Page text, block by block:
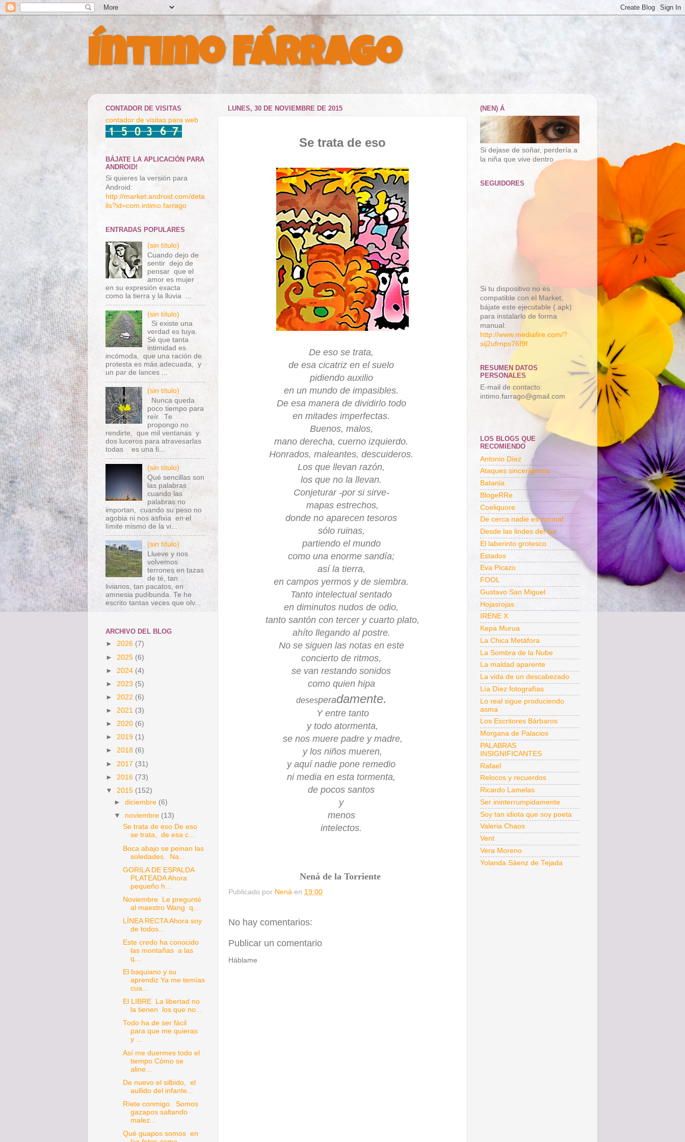
Íntimo Fárrago
LUNES, 30 DE NOVIEMBRE DE 2015
Se trata de eso
De eso se trata,
de esa cicatriz en el suelo
pidiendo auxilio
en un mundo de impasibles.
De esa manera de dividirlo todo
en mitades imperfectas.
Buenos, malos,
mano derecha, cuerno izquierdo.
Honrados, maleantes, descuideros.
Los que llevan razón,
los que no la llevan.
Conjeturar -por si sirve-
mapas estrechos,
donde no aparecen tesoros
sólo ruinas,
partiendo el mundo
como una enorme sandía;
así la tierra,
en campos yermos y de siembra.
Tanto intelectual sentado
en diminutos nudos de odio,
tanto santón con tercer y cuarto plato,
ahítollegando al postre.
No se siguen las notas en este
concierto de ritmos,
se van restando sonidos
como quien hipa
desesperadamente.
Y entre tanto
y todo atormenta,
se nos muere padre y madre,
y los niños mueren,
y aquí nadie pone remedio
ni media en esta tormenta,
de pocos santos
y
menos
intelectos.
Nená de la Torriente
Publicado por Nená en 19:00
No hay comentarios:
Publicar un comentario
Háblame
CONTADOR DE VISITAS
contador de visitas para web
BÁJATE LA APLICACIÓN PARA
ANDROID!
Si quieres la versión para
Android:
http://market.android.com/deta
ils?id=com.intimo.farrago
ENTRADAS POPULARES
(sin título)
Cuando dejo de
sentir dejo de
pensar que el
amor es mujer
en su expresión exacta
como la tierra y la lluvia ...
(sin título)
Si existe una
verdad es tuya.
Sé que tanta
intimidad es
incómoda, que una ración de
protesta es más adecuada, y
un par de lances ...
(sin título)
Nunca queda
poco tiempo para
reír. Te
propongo no
rendirte, que mil ventanas y
dos luceros para atravesarlas
todas es una fi...
(sin título)
Qué sencillas son
las palabras
cuando las
palabras no
importan, cuando su peso no
agobia ni nos asfixia en el
límite mismo de la vi...
(sin título)
Llueve y nos
volvemos
terrones en tazas
de té, tan
livianos, tan pacatos, en
amnesia pudibunda. Te he
escrito tantas veces que olv...
ARCHIVO DEL BLOG
► 2026 (7)
► 2025 (6)
► 2024 (4)
► 2023 (5)
► 2022 (6)
► 2021 (3)
► 2020 (6)
► 2019 (1)
► 2018 (6)
► 2017 (31)
► 2016 (73)
▼ 2015 (152)
►diciembre (6)
▼ noviembre (13)
Se trata de eso De eso
se trata, de esa c...
Boca abajo se peinan las
soledades. Na...
GORILA DE ESPALDA
PLATEADA Ahora
pequeño h...
Noviembre Le pregunté
al maestro Wang q...
LÍNEA RECTA Ahora soy
de todos...
Este credo ha conocido
las montañas a las
q...
El baquiano y su
aprendiz Ya me temías
cua...
El LIBRE La libertad no
la tienen los que no...
Todo ha de ser fácil
para que me quieras
y ...
Así me duermes todo el
tiempo Cómo se
aline...
De nuevo el silbido, el
aullido del infante...
Ríete conmigo. Somos
gazapos saltando
malez...
Qué guapos somos en
(NEN) Á
Si dejase de soñar, perdería a
la niña que vive dentro
SEGUIDORES
Si tu dispositivo no es
compatible con el Market,
bájate este ejecutable (.apk)
para instalarlo de forma
manual:
http://www.mediafire.com/?
sij2ufrnps76f9f
RESUMEN DATOS
PERSONALES
E-mail de contacto:
intimo.farrago@gmail.com
LOS BLOGS QUE
RECOMIENDO
Antonio Díez
Ataques sincerígenos
Batania
BlogeRRe
Coeliquore
De cerca nadie es normal
Desde las lindes del sur
El laberinto grotesco
Estados
Eva Picazo
FOOL
Gustavo San Miguel
Hojasrojas
IRENE X
Kepa Murua
La Chica Metáfora
La Sombra de la Nube
La maldad aparente
La vida de un descabezado
Lía Díez fotografías
Lo real sigue produciendo
asma
Los Escritores Bárbaros
Morgana de Palacios
PALABRAS
INSIGNIFICANTES
Rafael
Relocos y recuerdos
Ricardo Lamelas
Ser ininterrumpidamente
Soy tan idiota que soy poeta
Valeria Chaos
Vent
Vera Moreno
Yolanda Sáenz de Tejada